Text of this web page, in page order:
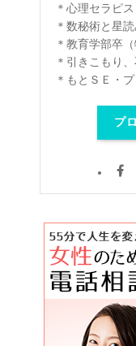
＊心理セラピ
＊数秘術と星読
＊教育学部卒
＊引きこもり
＊もとＳＥ・
プ